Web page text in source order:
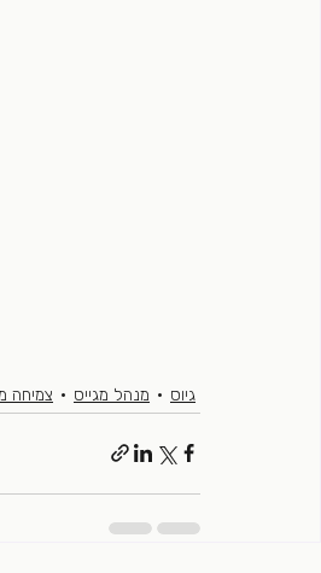
גיוס
מנהל מגייס צמיחה